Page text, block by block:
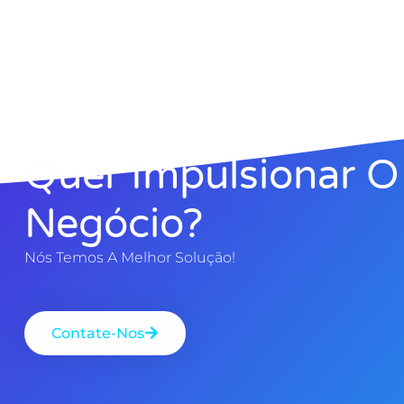
Quer Impulsionar
Negócio?
Nós Temos A Melhor Solução!
Contate-Nos